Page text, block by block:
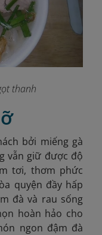
thanh
bởi miếng gà
vẫn giữ được độ
tơi, thơm phức
quyện đầy hấp
đà và rau sống
hoàn hảo cho
ngon đậm đà